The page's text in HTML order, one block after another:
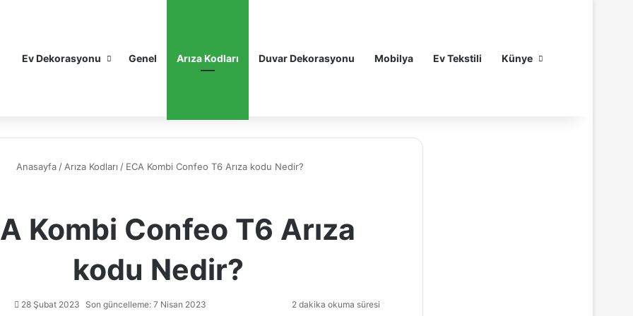
Ev Dekorasyonu Genel Arıza Kodları Duvar Dekorasyonu Mobilya Ev Tekstili Künye
Anasayfa / Arıza Kodları / ECA Kombi Confeo T6 Arıza kodu Nedir?
Kombi Confeo T6 Arıza
kodu Nedir?
28 Şubat 2023 Son güncelleme: 7 Nisan 2023 2 dakika okuma süresi